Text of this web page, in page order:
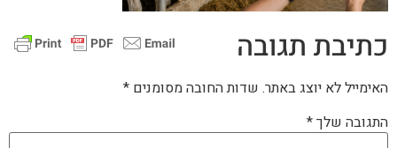
כתיבת תגובה
האימייל לא יוצג באתר. שדות החובה מסומנים *
התגובה שלך*